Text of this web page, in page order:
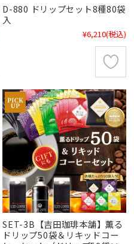
D-880 ドリップセット8種80袋
入
¥6,210(税込)
SET-3B【吉田珈琲本舗】薫る
ドリップ50袋＆リキッドコー